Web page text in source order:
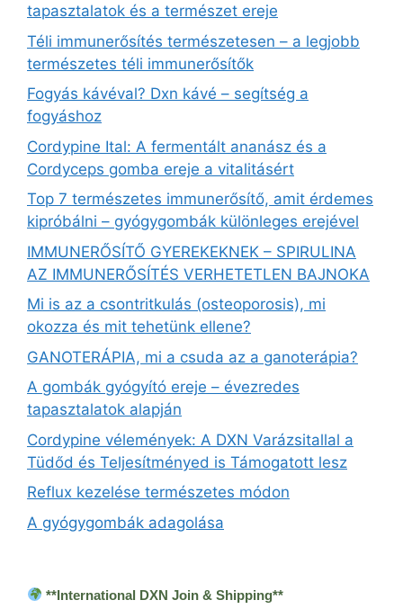
tapasztalatok és a természet ereje
Téli immunerősítés természetesen – a legjobb
természetes téli immunerősítők
Fogyás kávéval? Dxn kávé – segítség a
fogyáshoz
Cordypine Ital: A fermentált ananász és a
Cordyceps gomba ereje a vitalitásért
Top 7 természetes immunerősítő, amit érdemes
kipróbálni – gyógygombák különleges erejével
IMMUNERŐSÍTŐ GYEREKEKNEK – SPIRULINA
AZ IMMUNERŐSÍTÉS VERHETETLEN BAJNOKA
Mi is az a csontritkulás (osteoporosis), mi
okozza és mit tehetünk ellene?
GANOTERÁPIA, mi a csuda az a ganoterápia?
A gombák gyógyító ereje – évezredes
tapasztalatok alapján
Cordypine vélemények: A DXN Varázsitallal a
Tüdőd és Teljesítményed is Támogatott lesz
Reflux kezelése természetes módon
A gyógygombák adagolása
**International DXN Join & Shipping**